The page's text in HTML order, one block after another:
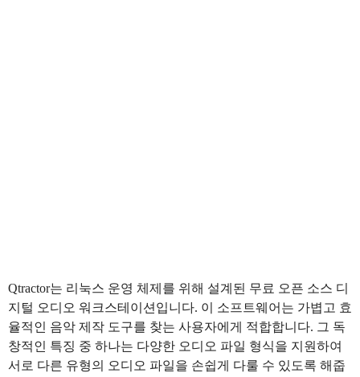
Qtractor는 리눅스 운영 체제를 위해 설계된 무료 오픈 소스 디
지털 오디오 워크스테이션입니다. 이 소프트웨어는 가볍고 효
율적인 음악 제작 도구를 찾는 사용자에게 적합합니다. 그 독
창적인 특징 중 하나는 다양한 오디오 파일 형식을 지원하여
서로 다른 유형의 오디오 파일을 손쉽게 다룰 수 있도록 해줍